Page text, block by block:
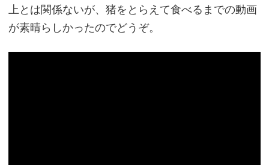
上とは関係ないが、猪をとらえて食べるまでの動画
が素晴らしかったのでどうぞ。